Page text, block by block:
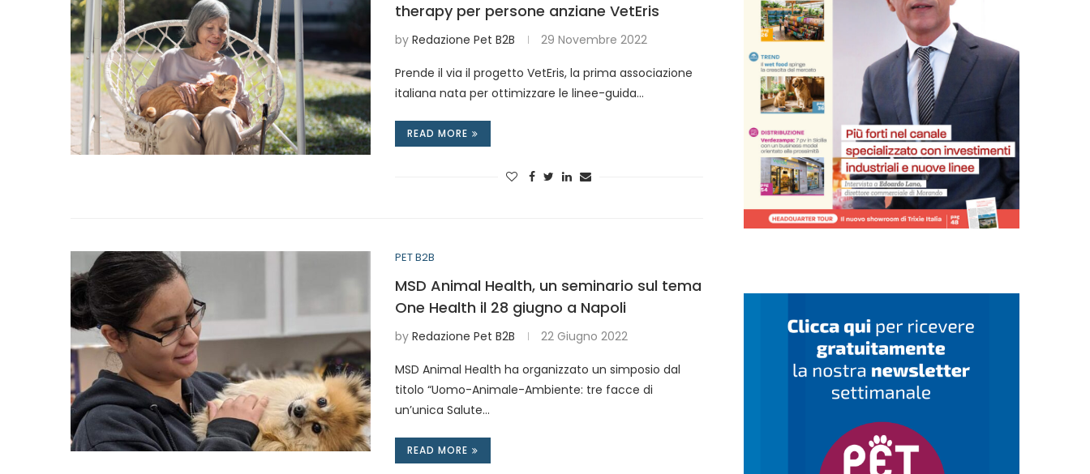
therapy per persone anziane VetEris
by Redazione Pet B2B 29 Novembre 2022
Prende il via il progetto VetEris, la prima associazione
italiana nata per ottimizzare le linee-guida…
READ MORE
PET B2B
MSD Animal Health, un seminario sul tema
One Health il 28 giugno a Napoli
by Redazione Pet B2B 22 Giugno 2022
MSD Animal Health ha organizzato un simposio dal
titolo “Uomo-Animale-Ambiente: tre facce di
un’unica Salute…
READ MORE